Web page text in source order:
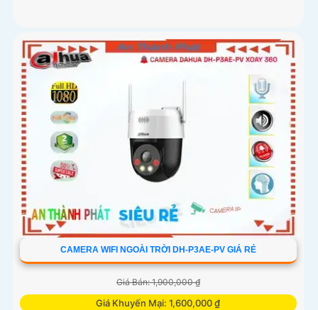
CAMERA WIFI NGOÀI TRỜI DH-P3AE-PV GIÁ RẺ
Giá Bán: 1,900,000 ₫
Giá Khuyến Mại: 1,600,000 ₫